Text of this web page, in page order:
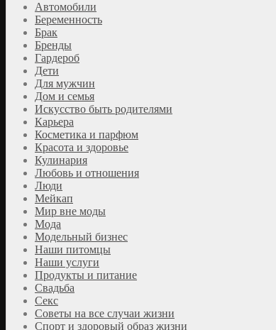
Автомобили
Беременность
Брак
Бренды
Гардероб
Дети
Для мужчин
Дом и семья
Искусство быть родителями
Карьера
Косметика и парфюм
Красота и здоровье
Кулинария
Любовь и отношения
Люди
Мейкап
Мир вне моды
Мода
Модельный бизнес
Наши питомцы
Наши услуги
Продукты и питание
Свадьба
Секс
Советы на все случаи жизни
Спорт и здоровый образ жизни